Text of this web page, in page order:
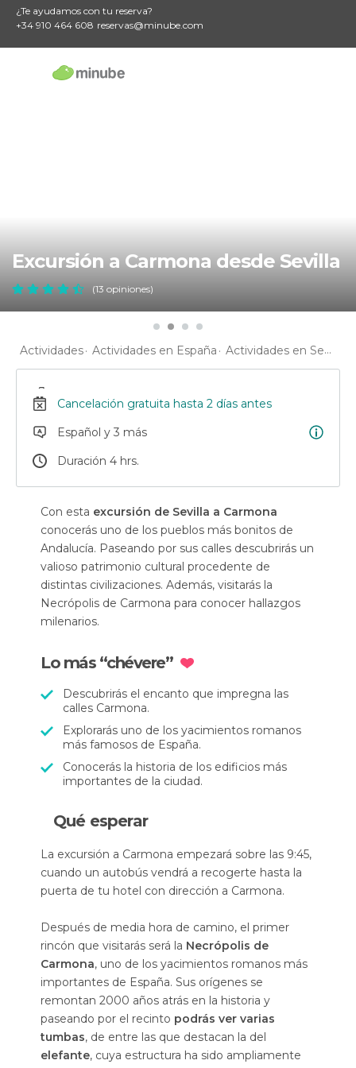
¿Te ayudamos con tu reserva?
+34 910 464 608 reservas@minube.com
Excursión a Carmona desde Sevilla
(13 opiniones)
Actividades Actividades en España Actividades en Sevilla
Cancelación gratuita hasta 2 días antes
Español y 3 más
Duración 4 hrs.
Con esta excursión de Sevilla a Carmona
conocerás uno de los pueblos más bonitos de
Andalucía. Paseando por sus calles descubrirás un
valioso patrimonio cultural procedente de
distintas civilizaciones. Además, visitarás la
Necrópolis de Carmona para conocer hallazgos
milenarios.
Lo más “chévere”
Descubrirás el encanto que impregna las
calles Carmona.
Explorarás uno de los yacimientos romanos
más famosos de España.
Conocerás la historia de los edificios más
importantes de la ciudad.
Qué esperar
La excursión a Carmona empezará sobre las 9:45,
cuando un autobús vendrá a recogerte hasta la
puerta de tu hotel con dirección a Carmona.
Después de media hora de camino, el primer
rincón que visitarás será la Necrópolis de
Carmona, uno de los yacimientos romanos más
importantes de España. Sus orígenes se
remontan 2000 años atrás en la historia y
paseando por el recinto podrás ver varias
tumbas, de entre las que destacan la del
elefante, cuya estructura ha sido ampliamente